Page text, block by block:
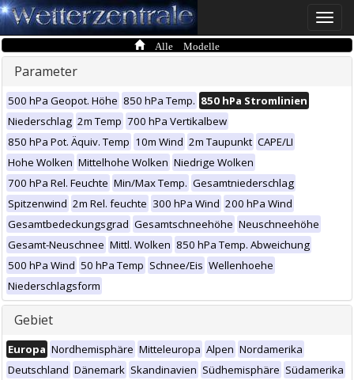
Toggle
Alle Modelle
Parameter
500 hPa Geopot. Höhe 850 hPa Temp. 850 hPa Stromlinien
Niederschlag 2m Temp 700 hPa Vertikalbew
850 hPa Pot. Äquiv. Temp 10m Wind 2m Taupunkt CAPE/LI
Hohe Wolken Mittelhohe Wolken Niedrige Wolken
700 hPa Rel. Feuchte Min/Max Temp. Gesamtniederschlag
Spitzenwind 2m Rel. feuchte 300 hPa Wind 200 hPa Wind
Gesamtbedeckungsgrad Gesamtschneehöhe Neuschneehöhe
Gesamt-Neuschnee Mittl. Wolken 850 hPa Temp. Abweichung
500 hPa Wind 50 hPa Temp Schnee/Eis Wellenhoehe
Niederschlagsform
Gebiet
Europa Nordhemisphäre Mitteleuropa Alpen Nordamerika
Deutschland Dänemark Skandinavien Südhemisphäre Südamerika